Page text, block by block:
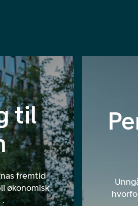
til
fremtid
økonomisk
.